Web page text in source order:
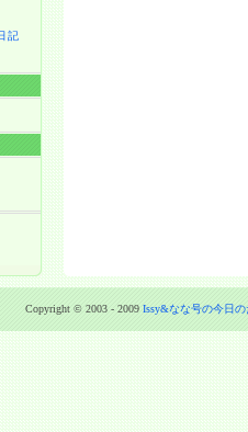
記
Copyright © 2003 - 2009 Issy&なな号の今日